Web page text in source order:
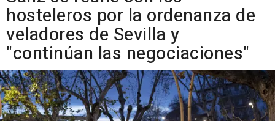
hosteleros por la ordenanza de
veladores de Sevilla y
"continúan las negociaciones"